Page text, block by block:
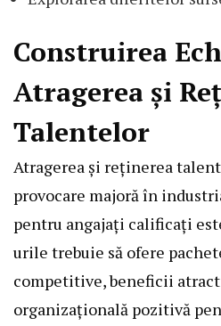
Construirea
Atragerea și
Talentelor
Atragerea și reținerea
provocare majoră în
pentru angajați calificați
urile trebuie să ofere
competitive, beneficii
organizațională pozitivă